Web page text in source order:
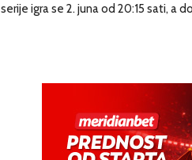
igra se 2. juna od 20:15 sati, a